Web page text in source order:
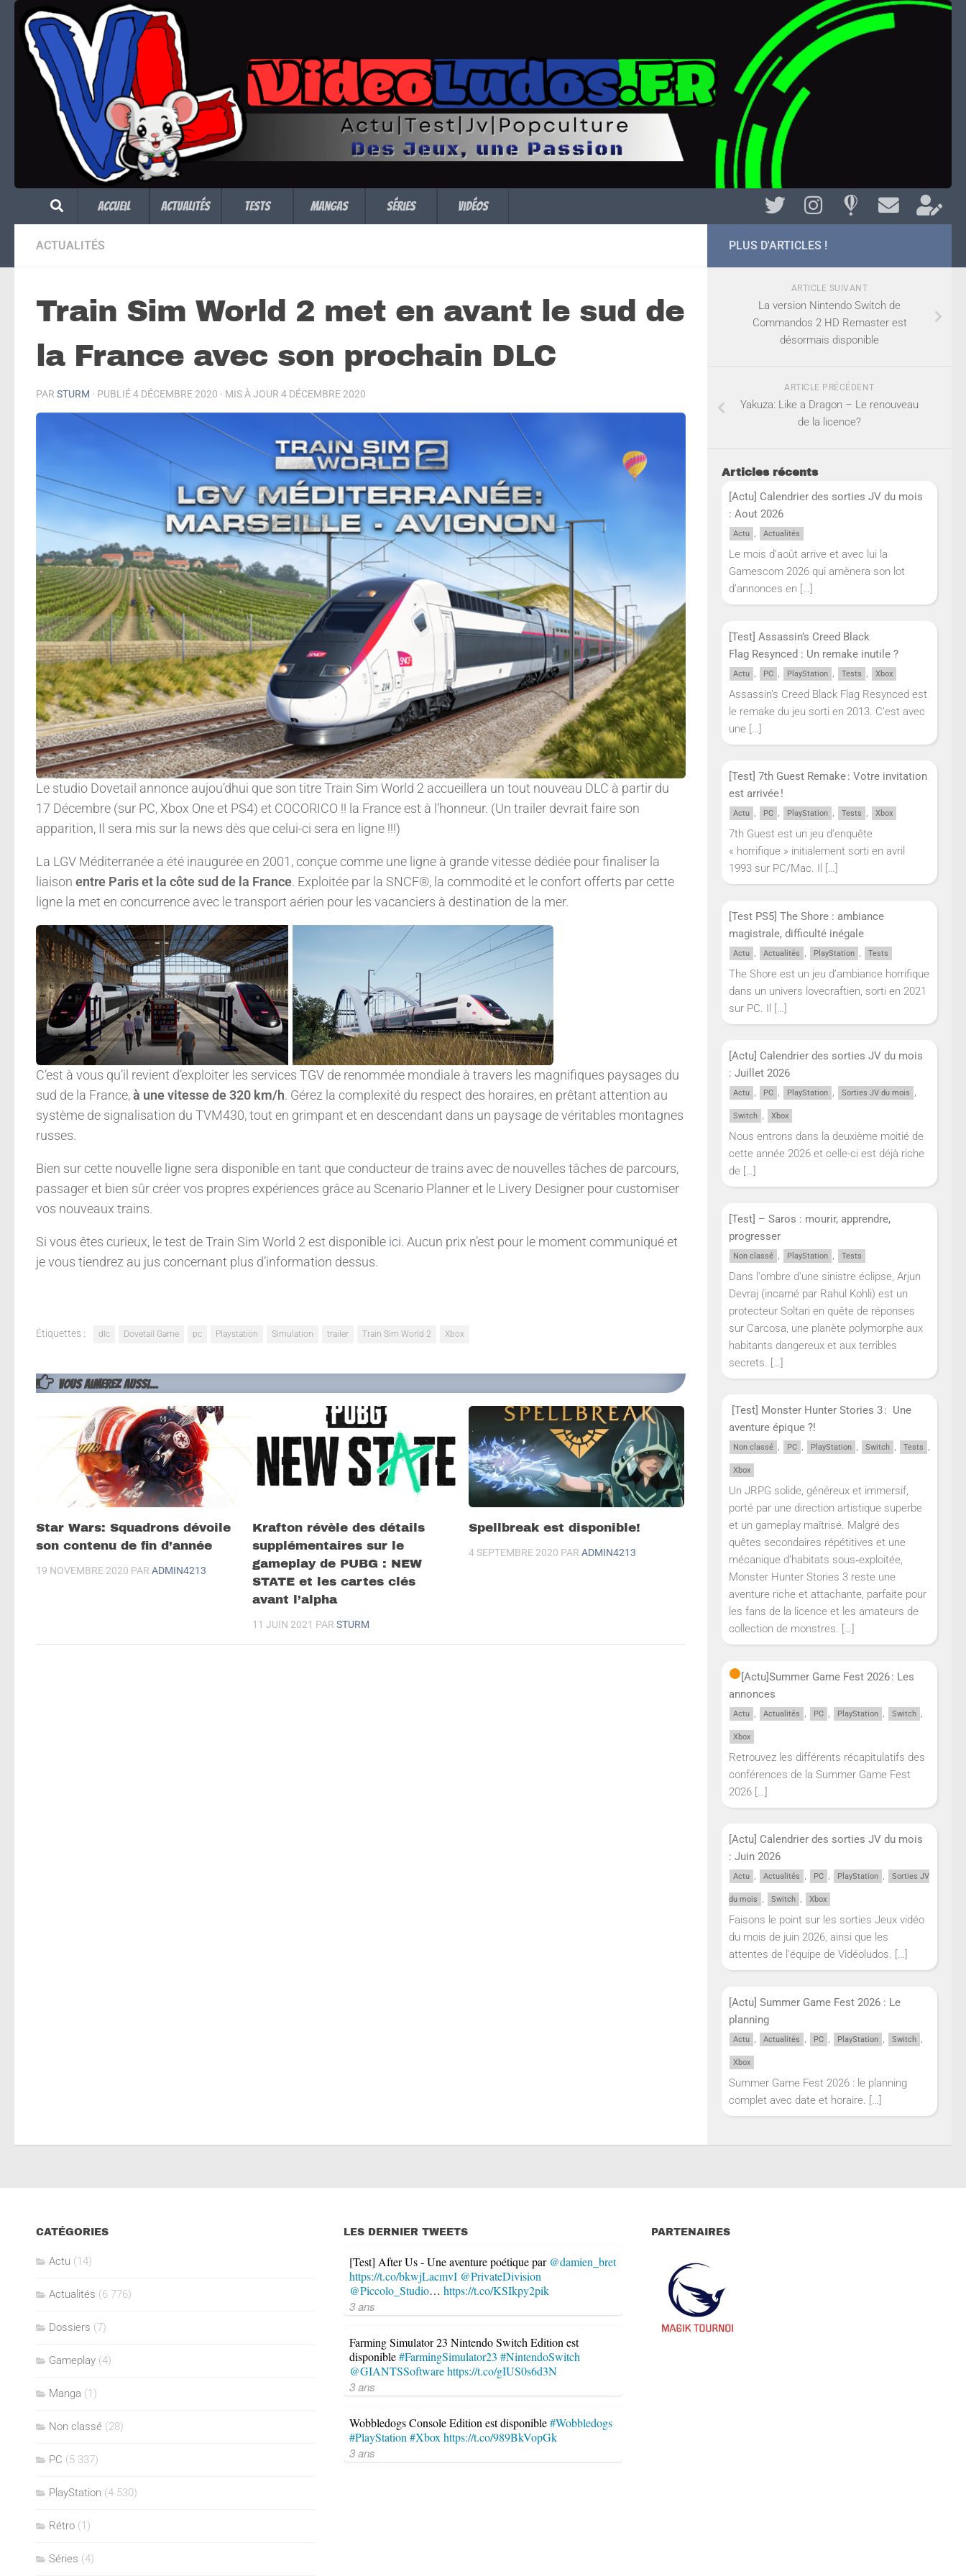
Skip to content
Accueil Actualités Tests Mangas Séries Vidéos
ACTUALITÉS
Train Sim World 2 met en avant le sud de
la France avec son prochain DLC
PAR STURM · PUBLIÉ4 DÉCEMBRE 2020 · MIS À JOUR 4 DÉCEMBRE 2020
Le studio Dovetail annonce aujou’dhui que son titre Train Sim World 2 accueillera un tout nouveau DLC à partir du
17 Décembre (sur PC, Xbox One et PS4) et COCORICO !! la France est à l’honneur. (Un trailer devrait faire son
apparition, Il sera mis sur la news dès que celui-ci sera en ligne !!!)
La LGV Méditerranée a été inaugurée en 2001, conçue comme une ligne à grande vitesse dédiée pour finaliser la
liaison entre Paris et la côte sud de la France. Exploitée par la SNCF®, la commodité et le confort offerts par cette
ligne la met en concurrence avec le transport aérien pour les vacanciers à destination de la mer.
C’est à vous qu’il revient d’exploiter les services TGV de renommée mondiale à travers les magnifiques paysages du
sud de la France,à une vitesse de 320 km/h. Gérez la complexité du respect des horaires, en prêtant attention au
système de signalisation du TVM430, tout en grimpant et en descendant dans un paysage de véritables montagnes
russes.
Bien sur cette nouvelle ligne sera disponible en tant que conducteur de trains avec de nouvelles tâches de parcours,
passager et bien sûr créer vos propres expériences grâce au Scenario Planner et le Livery Designer pour customiser
vos nouveaux trains.
Si vous êtes curieux, le test de Train Sim World 2 est disponible ici. Aucun prix n’est pour le moment communiqué et
je vous tiendrez au jus concernant plus d’information dessus.
Étiquettes : dlc Dovetail Game pc Playstation Simulation trailer Train Sim World 2 Xbox
VOUS AIMEREZ AUSSI...
Star Wars: Squadrons dévoile
son contenu de fin d’année
19 NOVEMBRE 2020 PAR ADMIN4213
Krafton révèle des détails
supplémentaires sur le
gameplay de PUBG : NEW
STATE et les cartes clés
avant l’alpha
11 JUIN 2021 PARSTURM
Spellbreak est disponible!
4 SEPTEMBRE 2020 PARADMIN4213
PLUS D'ARTICLES !
ARTICLE SUIVANT
La version Nintendo Switch de
Commandos 2 HD Remaster est
désormais disponible
ARTICLE PRÉCÉDENT
Yakuza: Like a Dragon – Le renouveau
de la licence?
Articles récents
[Actu] Calendrier des sorties JV du mois
: Aout 2026
Actu , Actualités
Le mois d’août arrive et avec lui la
Gamescom 2026 qui amènera son lot
d’annonces en […]
[Test] Assassin’s Creed Black
Flag Resynced : Un remake inutile ?
Actu , PC , PlayStation , Tests , Xbox
Assassin’s Creed Black Flag Resynced est
le remake du jeu sorti en 2013. C’est avec
une […]
[Test] 7th Guest Remake : Votre invitation
est arrivée !
Actu , PC , PlayStation , Tests , Xbox
7th Guest est un jeu d’enquête
« horrifique » initialement sorti en avril
1993 sur PC/Mac. Il
[…]
[Test PS5] The Shore : ambiance
magistrale, difficulté inégale
Actu , Actualités , PlayStation , Tests
The Shore est un jeu d’ambiance horrifique
dans un univers lovecraftien, sorti en 2021
sur PC. Il […]
[Actu] Calendrier des sorties JV du mois
: Juillet 2026
Actu , PC , PlayStation , Sorties JV du mois ,
Switch , Xbox
Nous entrons dans la deuxième moitié de
cette année 2026 et celle-ci est déjà riche
de […]
[Test] – Saros : mourir, apprendre,
progresser
Non classé , PlayStation , Tests
Dans l'ombre d'une sinistre éclipse, Arjun
Devraj (incarné par Rahul Kohli) est un
protecteur Soltari en quête de réponses
sur Carcosa, une planète polymorphe aux
habitants dangereux et aux terribles
secrets. […]
[Test] Monster Hunter Stories 3 : Une
aventure épique ?!
Non classé , PC , PlayStation , Switch , Tests ,
Xbox
Un JRPG solide, généreux et immersif,
porté par une direction artistique superbe
et un gameplay maîtrisé. Malgré des
quêtes secondaires répétitives et une
mécanique d’habitats sous‑exploitée,
Monster Hunter Stories 3 reste une
aventure riche et attachante, parfaite pour
les fans de la licence et les amateurs de
collection de monstres. […]
[Actu]Summer Game Fest 2026 : Les
annonces
Actu , Actualités , PC , PlayStation , Switch ,
Xbox
Retrouvez les différents récapitulatifs des
conférences de la Summer Game Fest
2026 […]
[Actu] Calendrier des sorties JV du mois
: Juin 2026
Actu , Actualités , PC , PlayStation , Sorties JV
du mois , Switch , Xbox
Faisons le point sur les sorties Jeux vidéo
du mois de juin 2026, ainsi que les
attentes de l'équipe de Vidéoludos. […]
[Actu] Summer Game Fest 2026 : Le
planning
Actu , Actualités , PC , PlayStation , Switch ,
Xbox
Summer Game Fest 2026 : le planning
complet avec date et horaire. […]
CATÉGORIES
Actu (14)
Actualités (6 776)
Dossiers (7)
Gameplay (4)
Manga (1)
Non classé (28)
PC (5 337)
PlayStation (4 530)
Rétro (1)
Séries (4)
LES DERNIER TWEETS
[Test] After Us - Une aventure poétique par @damien_bret
https://t.co/bkwjLacmvI @PrivateDivision
@Piccolo_Studio… https://t.co/KSIkpy2pik
3 ans
Farming Simulator 23 Nintendo Switch Edition est
disponible#FarmingSimulator23 #NintendoSwitch
@GIANTSSoftwarehttps://t.co/gIUS0s6d3N
3 ans
Wobbledogs Console Edition est disponible#Wobbledogs
#PlayStation #Xbox https://t.co/989BkVopGk
3 ans
PARTENAIRES